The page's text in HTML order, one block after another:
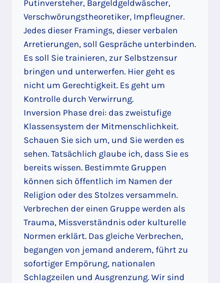
Putinversteher, Bargeldgeldwäscher,
Verschwörungstheoretiker, Impfleugner.
Jedes dieser Framings, dieser verbalen
Arretierungen, soll Gespräche unterbinden.
Es soll Sie trainieren, zur Selbstzensur
bringen und unterwerfen. Hier geht es
nicht um Gerechtigkeit. Es geht um
Kontrolle durch Verwirrung.
Inversion Phase drei: das zweistufige
Klassensystem der Mitmenschlichkeit.
Schauen Sie sich um, und Sie werden es
sehen. Tatsächlich glaube ich, dass Sie es
bereits wissen. Bestimmte Gruppen
können sich öffentlich im Namen der
Religion oder des Stolzes versammeln.
Verbrechen der einen Gruppe werden als
Trauma, Missverständnis oder kulturelle
Normen erklärt. Das gleiche Verbrechen,
begangen von jemand anderem, führt zu
sofortiger Empörung, nationalen
Schlagzeilen und Ausgrenzung. Wir sind